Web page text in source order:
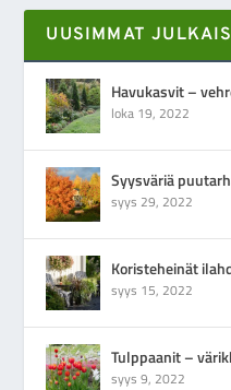
UUSIMMAT
Havukasvit –
loka 19, 2022
Syysväriä
syys 29, 2022
Koristeheinät
syys 15, 2022
Tulppaanit –
syys 9, 2022